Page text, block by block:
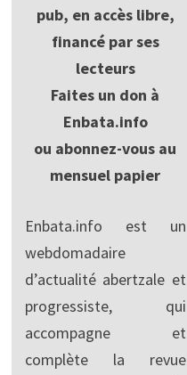
pub, en accès libre,
financé par ses
lecteurs
Faites un don à
Enbata.info
ou abonnez-vous au
mensuel papier
Enbata.info est un
webdomadaire
d’actualité abertzale et
progressiste, qui
accompagne et
complète la revue